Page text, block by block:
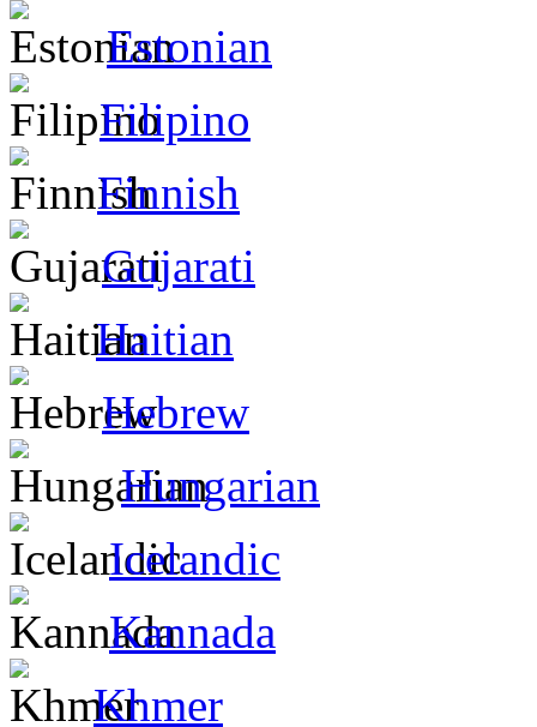
Estonian
Filipino
Finnish
Gujarati
Haitian
Hebrew
Hungarian
Icelandic
Kannada
Khmer